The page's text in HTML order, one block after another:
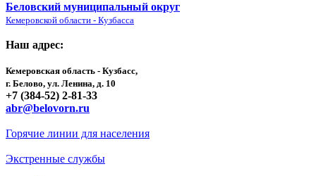
Беловский муниципальный округ
Кемеровской области - Кузбасса
Наш адрес:
Кемеровская область - Кузбасс,
г. Белово, ул. Ленина, д. 10
+7 (384-52) 2-81-33
abr@belovorn.ru
Горячие линии для населения
Экстренные службы